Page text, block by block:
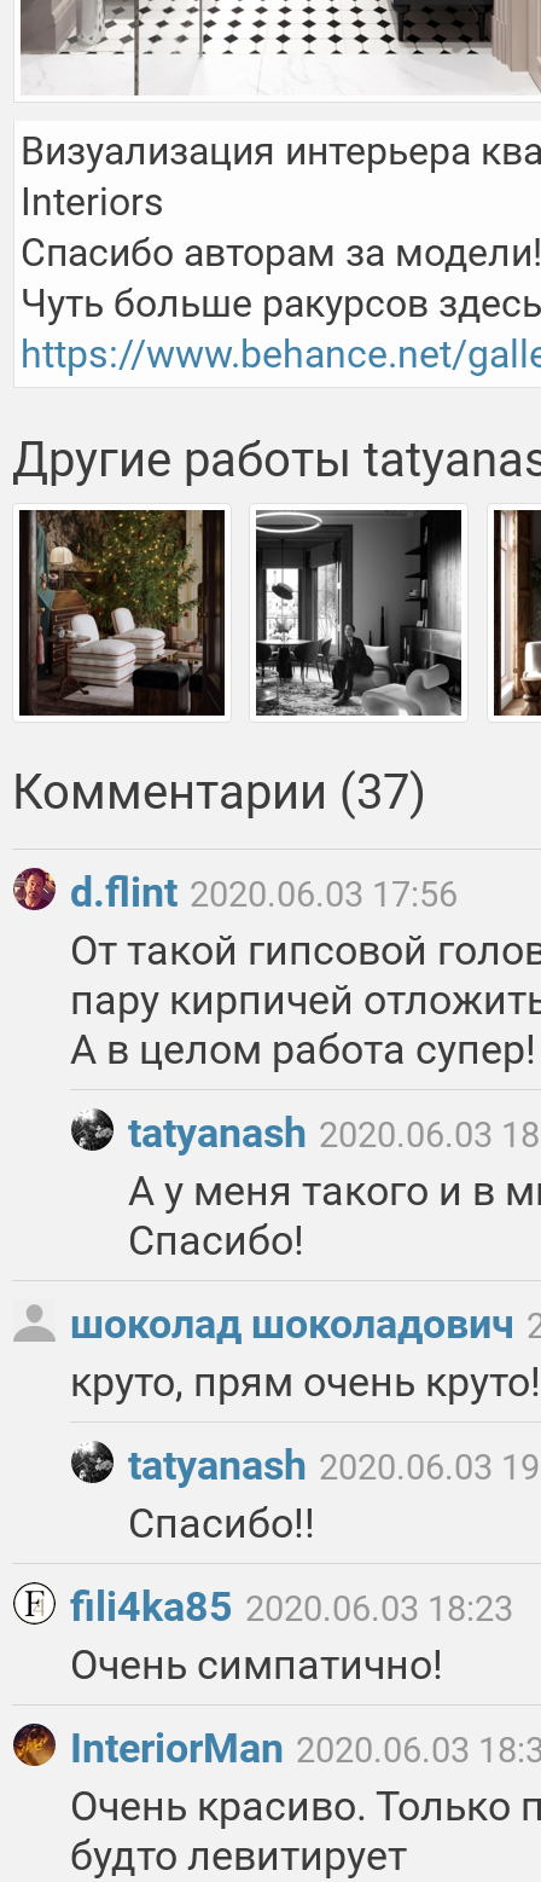
Визуализация интерьера
Interiors
Спасибо авторам за модели!
https://www.behance.net/
Другие работы
Комментарии (37)
d.flint 2020.06.03 17:56
От такой гипсовой
пару кирпичей
А в целом работа супер!
tatyanash 2020.06.03
А у меня такого и в
Спасибо!
шоколад шоколадович
круто, прям очень круто!
tatyanash 2020.06.03
Спасибо!!
fili4ka85 2020.06.03 18:23
Очень симпатично!
InteriorMan 2020.06.03
Очень красиво. Только
будто левитирует